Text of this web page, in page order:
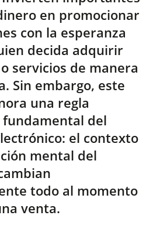
en promocionar
con la esperanza
decida adquirir
servicios de manera
Sin embargo, este
una regla
fundamental del
el contexto
mental del
todo al momento
venta.